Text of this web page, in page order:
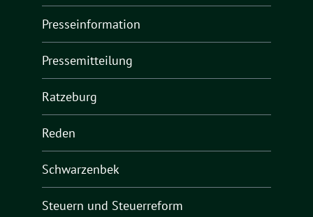
Presseinformation
Pressemitteilung
Ratzeburg
Reden
Schwarzenbek
Steuern und Steuerreform